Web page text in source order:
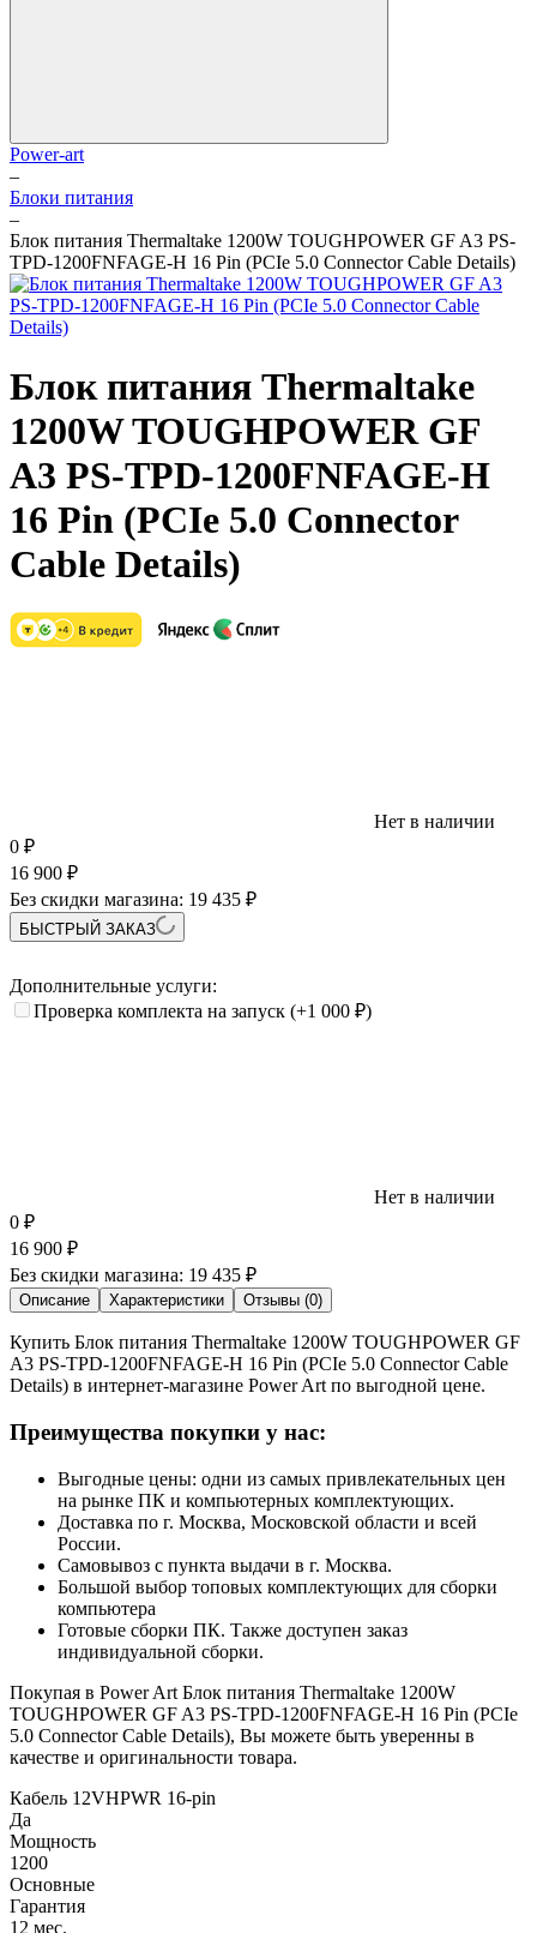
Power-art
–
Блоки питания
–
Блок питания Thermaltake 1200W TOUGHPOWER GF A3 PS-
TPD-1200FNFAGE-H 16 Pin (PCIe 5.0 Connector Cable Details)
Блок питания Thermaltake
1200W TOUGHPOWER GF
A3 PS-TPD-1200FNFAGE-H
16 Pin (PCIe 5.0 Connector
Cable Details)
Нет в наличии
0 ₽
16 900 ₽
Без скидки магазина: 19 435 ₽
БЫСТРЫЙ ЗАКАЗ
Дополнительные услуги:
Проверка комплекта на запуск (+1 000 ₽)
Нет в наличии
0 ₽
16 900 ₽
Без скидки магазина: 19 435 ₽
Описание Характеристики Отзывы (0)
Купить Блок питания Thermaltake 1200W TOUGHPOWER GF
A3 PS-TPD-1200FNFAGE-H 16 Pin (PCIe 5.0 Connector Cable
Details) в интернет-магазине Power Art по выгодной цене.
Преимущества покупки у нас:
Выгодные цены: одни из самых привлекательных цен
на рынке ПК и компьютерных комплектующих.
Доставка по г. Москва, Московской области и всей
России.
Самовывоз с пункта выдачи в г. Москва.
Большой выбор топовых комплектующих для сборки
компьютера
Готовые сборки ПК. Также доступен заказ
индивидуальной сборки.
Покупая в Power Art Блок питания Thermaltake 1200W
TOUGHPOWER GF A3 PS-TPD-1200FNFAGE-H 16 Pin (PCIe
5.0 Connector Cable Details), Вы можете быть уверенны в
качестве и оригинальности товара.
Кабель 12VHPWR 16-pin
Да
Мощность
1200
Основные
Гарантия
12 мес.